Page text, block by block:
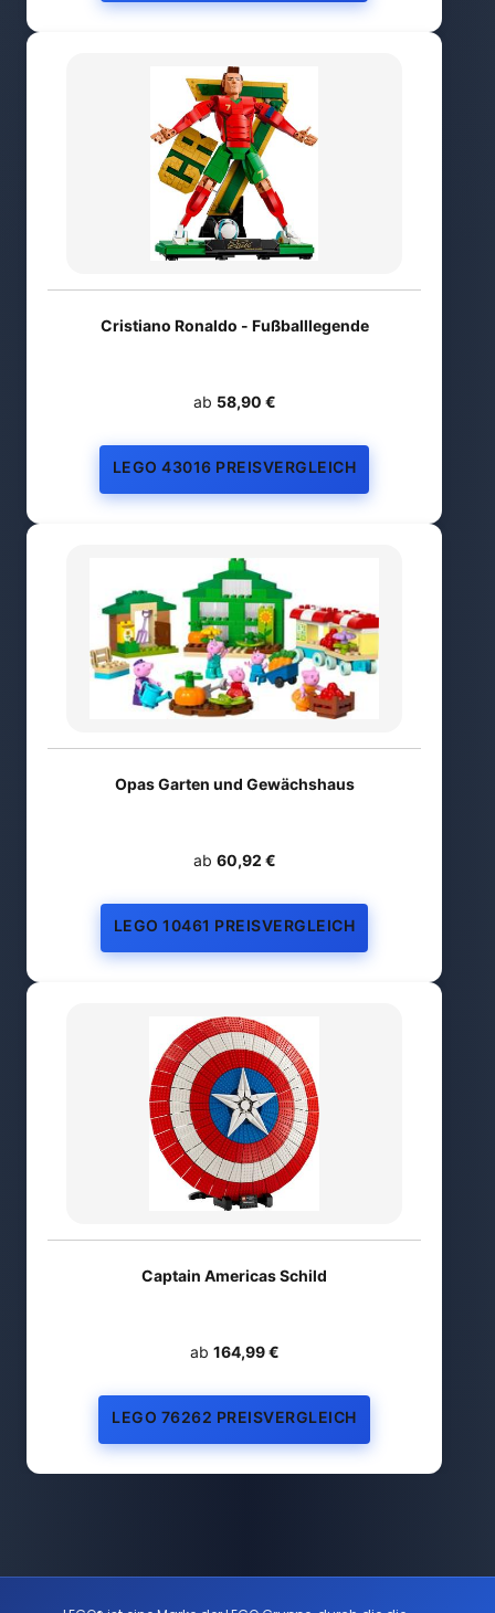
Cristiano Ronaldo - Fußballlegende
ab 58,90 €
LEGO 43016 PREISVERGLEICH
Opas Garten und Gewächshaus
ab 60,92 €
LEGO 10461 PREISVERGLEICH
Captain Americas Schild
ab 164,99 €
LEGO 76262 PREISVERGLEICH